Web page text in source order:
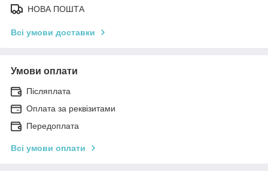
НОВА ПОШТА
Всі умови доставки
Умови оплати
Післяплата
Оплата за реквізитами
Передоплата
Всі умови оплати